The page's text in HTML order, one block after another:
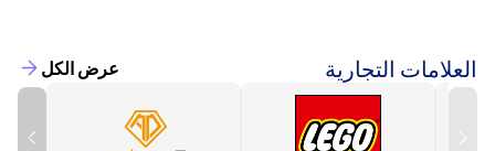
العلامات التجارية عرض الكل